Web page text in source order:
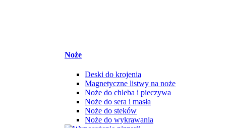
Noże
Deski do krojenia
Magnetyczne listwy na noże
Noże do chleba i pieczywa
Noże do sera i masła
Noże do steków
Noże do wykrawania